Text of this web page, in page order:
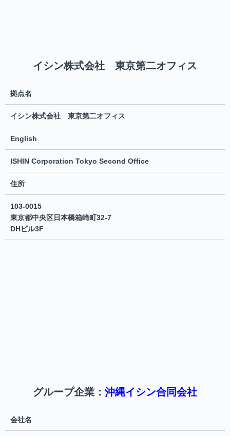
イシン株式会社 東京第二オフィス
拠点名
イシン株式会社 東京第二オフィス
English
ISHIN Corporation Tokyo Second Office
住所
103-0015
東京都中央区日本橋箱崎町32-7
DHビル3F
グループ企業： 沖縄イシン合同会社
会社名